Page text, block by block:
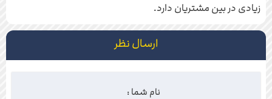
زیادی در بین مشتریان دارد.
ارسال نظر
نام شما :